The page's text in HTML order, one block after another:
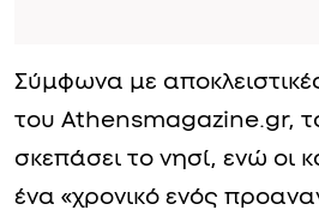
Σύμφωνα με
του Athensmagazine.gr,
σκεπάσει το νησί, ενώ οι
ένα «χρονικό ενός